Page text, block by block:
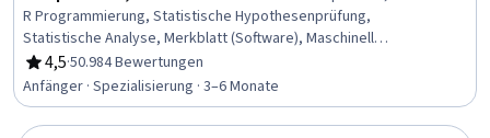
R Programmierung, Statistische Hypothesenprüfung,
Statistische Analyse, Merkblatt (Software), Maschinelles
Lernen, GitHub, Statistische Inferenz,
Datenwissenschaft, Rmarkdown, Datenvisualisierung,
Datenwrangling, Versionskontrolle, Bereinigung von
Daten, Prädiktive Modellierung, Regressionsanalyse,
4,5
Bewertung, 4,5 von 5 Sternen
·50.984 Bewertungen
Anfänger · Spezialisierung · 3–6 Monate